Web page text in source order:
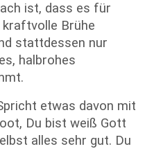
ist, dass es für
kraftvolle Brühe
stattdessen nur
halbrohes
etwas davon mit
Du bist weiß Gott
alles sehr gut. Du